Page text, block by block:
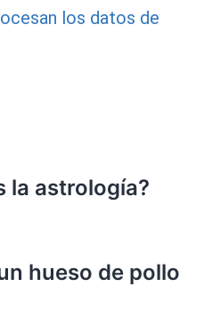
los datos de
la astrología?
hueso de pollo